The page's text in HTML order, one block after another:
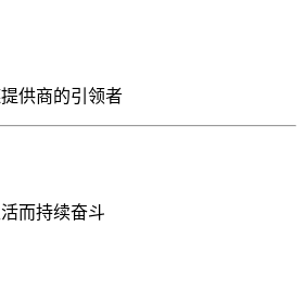
供商的引领者
而持续奋斗